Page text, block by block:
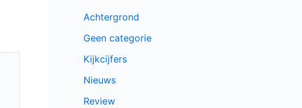
Achtergrond
Geen categorie
Kijkcijfers
Nieuws
Review